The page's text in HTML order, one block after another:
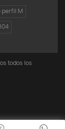
perfil M
todos los